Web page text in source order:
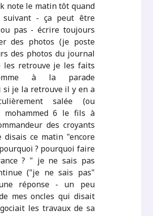
note le matin tôt quand
- ça peut être
pas - écrire toujours
des photos (je poste
des photos du journal
les retrouve je les faits
à la parade
si je la retrouve il y en a
salée (ou
mohammed 6 le fils à
des croyants
disais ce matin "encore
? pourquoi faire
? " je ne sais pas
("je ne sais pas"
réponse - un peu
mes oncles qui disait
les travaux de sa